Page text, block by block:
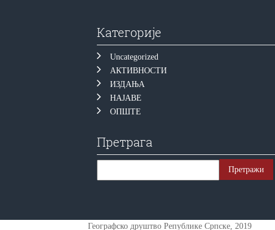
Категорије
Uncategorized
АКТИВНОСТИ
ИЗДАЊА
НАЈАВЕ
ОПШТЕ
Претрага
Географско друштво Републике Српске, 2019